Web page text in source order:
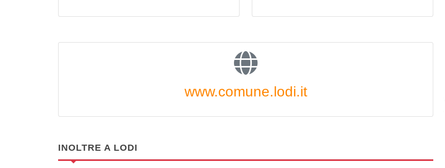
www.comune.lodi.it
INOLTRE A LODI